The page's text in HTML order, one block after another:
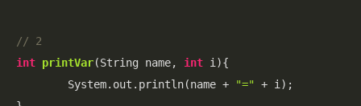
// 2
int printVar(String name, int i){
	System.out.println(name +
"=" + i);